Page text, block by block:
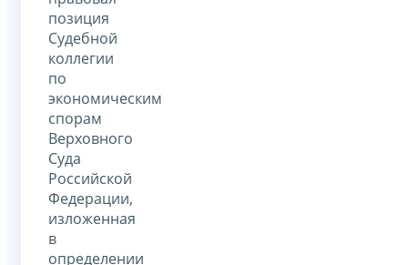
позиция
Судебной
коллегии
по
экономическим
спорам
Верховного
Суда
Российской
Федерации,
изложенная
в
определении